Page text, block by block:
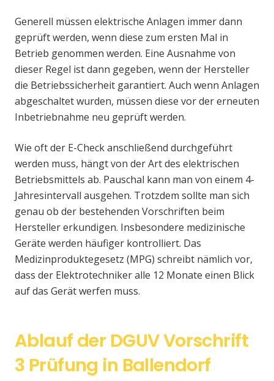
Generell müssen elektrische Anlagen immer dann
geprüft werden, wenn diese zum ersten Mal in
Betrieb genommen werden. Eine Ausnahme von
dieser Regel ist dann gegeben, wenn der Hersteller
die Betriebssicherheit garantiert. Auch wenn Anlagen
abgeschaltet wurden, müssen diese vor der erneuten
Inbetriebnahme neu geprüft werden.
Wie oft der E-Check anschließend durchgeführt
werden muss, hängt von der Art des elektrischen
Betriebsmittels ab. Pauschal kann man von einem 4-
Jahresintervall ausgehen. Trotzdem sollte man sich
genau ob der bestehenden Vorschriften beim
Hersteller erkundigen. Insbesondere medizinische
Geräte werden häufiger kontrolliert. Das
Medizinproduktegesetz (MPG) schreibt nämlich vor,
dass der Elektrotechniker alle 12 Monate einen Blick
auf das Gerät werfen muss.
Ablauf der DGUV Vorschrift
3 Prüfung in Ballendorf